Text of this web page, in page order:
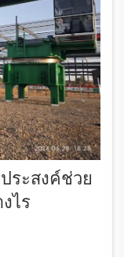
ระสงค์ช่วย
ไร